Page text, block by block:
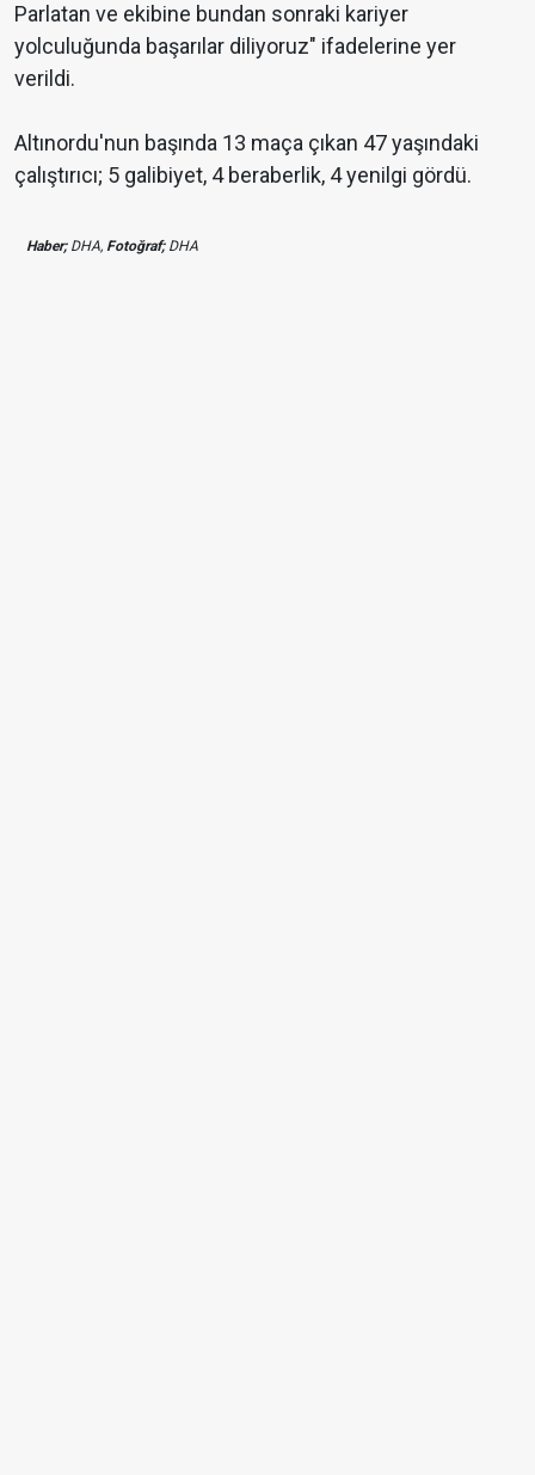
Parlatan ve ekibine bundan sonraki kariyer
yolculuğunda başarılar diliyoruz" ifadelerine yer
verildi.
Altınordu'nun başında 13 maça çıkan 47 yaşındaki
çalıştırıcı; 5 galibiyet, 4 beraberlik, 4 yenilgi gördü.
Haber;DHA, Fotoğraf;DHA